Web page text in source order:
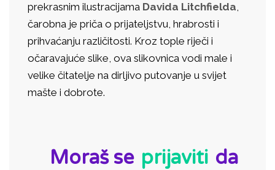
prekrasnim ilustracijama Davida Litchfielda,
čarobna je priča o prijateljstvu, hrabrosti i
prihvaćanju različitosti. Kroz tople riječi i
očaravajuće slike, ova slikovnica vodi male i
velike čitatelje na dirljivo putovanje u svijet
mašte i dobrote.
Moraš se prijaviti da